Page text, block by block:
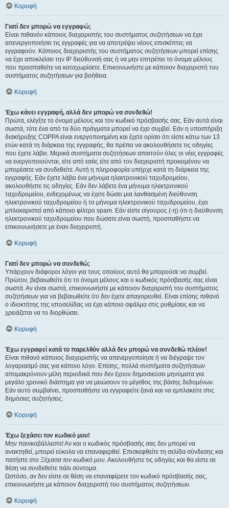
Κορυφή
Γιατί δεν μπορώ να εγγραφώ;
Είναι πιθανόν κάποιος διαχειριστής του συστήματος συζητήσεων να έχει
απενεργοποιήσει τις εγγραφές για να αποτρέψει νέους επισκέπτες να
εγγραφούν. Κάποιος διαχειριστής του συστήματος συζητήσεων μπορεί επίσης
να έχει αποκλείσει την IP διεύθυνσή σας ή να μην επιτρέπει το όνομα μέλους
που προσπαθείτε να καταχωρίσετε. Επικοινωνήστε με κάποιον διαχειριστή του
συστήματος συζητήσεων για βοήθεια.
Κορυφή
Έχω κάνει εγγραφή, αλλά δεν μπορώ να συνδεθώ!
Πρώτα, ελέγξτε το όνομα μέλους και τον κωδικό πρόσβασής σας. Εάν αυτά είναι
σωστά, τότε ένα από τα δύο πράγματα μπορεί να έχει συμβεί. Εάν η υποστήριξη
διακήρυξης COPPA είναι ενεργοποιημένη και έχετε ορίσει ότι είστε κάτω των 13
ετών κατά τη διάρκεια της εγγραφής, θα πρέπει να ακολουθήσετε τις οδηγίες
που έχετε λάβει. Μερικά συστήματα συζητήσεων απαιτούν όλες οι νέες εγγραφές
να ενεργοποιούνται, είτε από εσάς είτε από τον διαχειριστή προκειμένου να
μπορέσετε να συνδεθείτε. Αυτή η πληροφορία υπήρχε κατά τη διάρκεια της
εγγραφής. Εάν έχετε λάβει ένα μήνυμα ηλεκτρονικού ταχυδρομείου,
ακολουθήστε τις οδηγίες. Εάν δεν λάβετε ένα μήνυμα ηλεκτρονικού
ταχυδρομείου, ενδεχομένως να έχετε δώσει μια λανθασμένη διεύθυνση
ηλεκτρονικού ταχυδρομείου ή το μήνυμα ηλεκτρονικού ταχυδρομείου, έχει
μπλοκαριστεί από κάποιο φίλτρο spam. Εάν είστε σίγουρος (-η) ότι η διεύθυνση
ηλεκτρονικού ταχυδρομείου που δώσατε είναι σωστή, προσπαθήστε να
επικοινωνήσετε με έναν διαχειριστή.
Κορυφή
Γιατί δεν μπορώ να συνδεθώ;
Υπάρχουν διάφοροι λόγοι για τους οποίους αυτό θα μπορούσε να συμβεί.
Πρώτον, βεβαιωθείτε ότι το όνομα μέλους και ο κωδικός πρόσβασής σας είναι
σωστά. Αν είναι σωστά, επικοινωνήστε με κάποιον διαχειριστή του συστήματος
συζητήσεων για να βεβαιωθείτε ότι δεν έχετε απαγορευθεί. Είναι επίσης πιθανό
ο ιδιοκτήτης της ιστοσελίδας να έχει κάποιο σφάλμα στις ρυθμίσεις και να
χρειάζεται να το διορθώσει.
Κορυφή
Έχω εγγραφεί κατά το παρελθόν αλλά δεν μπορώ να συνδεθώ πλέον!
Είναι πιθανό κάποιος διαχειριστής να απενεργοποίησε ή να διέγραψε τον
λογαριασμό σας για κάποιο λόγο. Επίσης, πολλά συστήματα συζητήσεων
απομακρύνουν μέλη περιοδικά που δεν έχουν δημοσιεύσει μηνύματα για
μεγάλο χρονικό διάστημα για να μειώσουν το μέγεθος της βάσης δεδομένων.
Εάν αυτό συμβαίνει, προσπαθήστε να εγγραφείτε ξανά και να εμπλακείτε στις
δημόσιες συζητήσεις.
Κορυφή
Έχω ξεχάσει τον κωδικό μου!
Μην πανικοβάλλεστε! Αν και ο κωδικός πρόσβασής σας δεν μπορεί να
ανακτηθεί, μπορεί εύκολα να επαναφερθεί. Επισκεφθείτε τη σελίδα σύνδεσης και
πατήστε στο Ξέχασα τον κωδικό μου. Ακολουθήστε τις οδηγίες και θα είστε σε
θέση να συνδεθείτε πάλι σύντομα.
Ωστόσο, αν δεν είστε σε θέση να επαναφέρετε τον κωδικό πρόσβασής σας,
επικοινωνήστε με κάποιον διαχειριστή του συστήματος συζητήσεων.
Κορυφή